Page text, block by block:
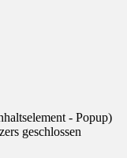
- Popup)
geschlossen